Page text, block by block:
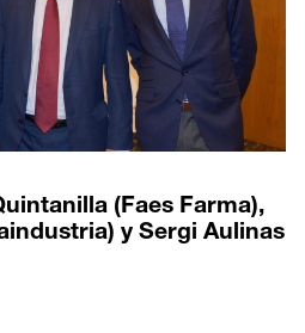
(Faes Farma),
y Sergi Aulinas